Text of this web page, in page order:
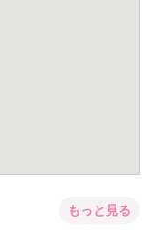
もっと見る